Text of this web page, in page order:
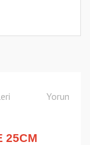
Yorumlar
25CM